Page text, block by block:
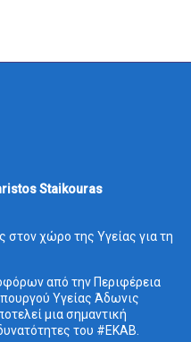
Staikouras
στον χώρο της Υγείας για τη
από την Περιφέρεια
Υγείας Άδωνις
μια σημαντική
του #ΕΚΑΒ.